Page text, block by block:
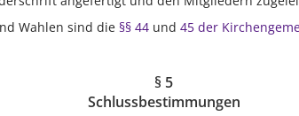
Wahlen sind die §§ 44 und45 der
§ 5
Schlussbestimmungen